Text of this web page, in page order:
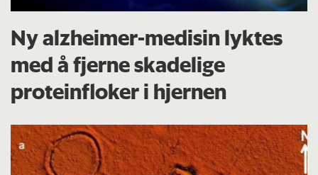
Ny alzheimer-medisin lyktes
med å fjerne skadelige
proteinfloker i hjernen